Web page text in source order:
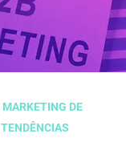
MARKETING DE
TENDÊNCIAS